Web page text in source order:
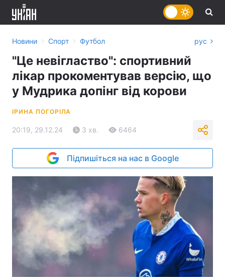
Новини › Спорт › Футбол рус
"Це невігластво": спортивний
лікар прокоментував версію, що
у Мудрика допінг від корови
ІРИНА ПОГОРІЛА
20:19, 29.12.24 3 хв. 6464
Підпишіться на нас в Google